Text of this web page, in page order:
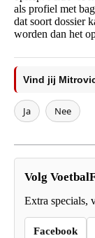
als profiel met
dat soort dossier
worden dan het
Vind jij
Ja Nee
Volg
Extra specials,
Facebook